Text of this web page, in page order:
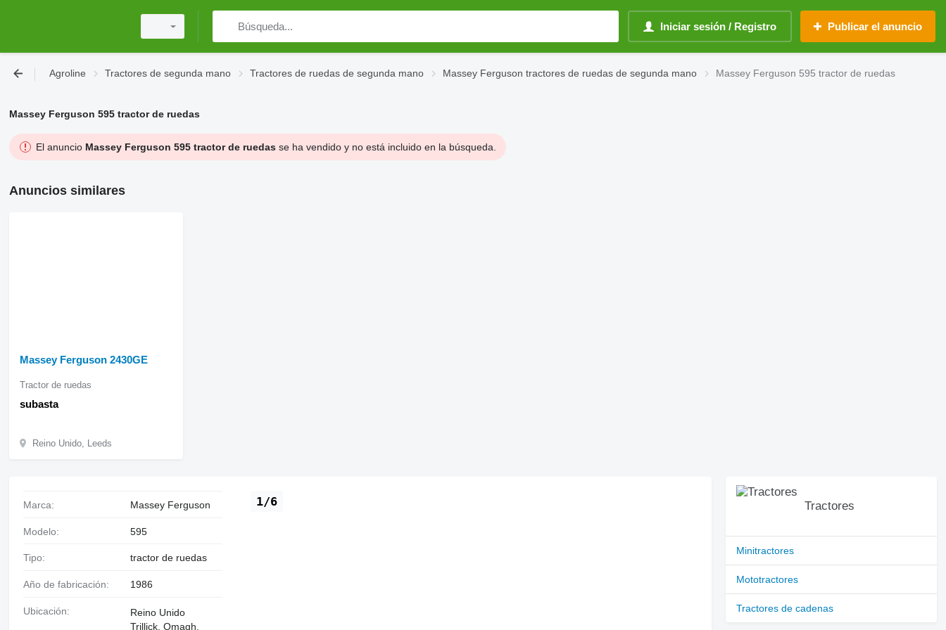
Iniciar sesión / Registro Publicar el anuncio
Agroline Tractores de segunda mano Tractores de ruedas de segunda mano Massey Ferguson tractores de ruedas de segunda mano Massey Ferguson 595 tractor de ruedas
Massey Ferguson 595 tractor de ruedas
El anuncio Massey Ferguson 595 tractor de ruedasse ha vendido y no está incluido en la búsqueda.
Anuncios similares
Massey Ferguson 2430GE
subasta
Tractor de ruedas
Reino Unido, Leeds
1/6
Marca: Massey Ferguson
Modelo: 595
Tipo: tractor de ruedas
Año de fabricación: 1986
Ubicación:
Reino Unido
Trillick, Omagh,
Tractores
Minitractores
Mototractores
Tractores de cadenas